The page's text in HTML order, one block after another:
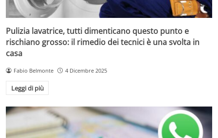
Pulizia lavatrice, tutti dimenticano questo punto e
rischiano grosso: il rimedio dei tecnici è una svolta in
casa
Fabio Belmonte 4 Dicembre 2025
Leggi di più